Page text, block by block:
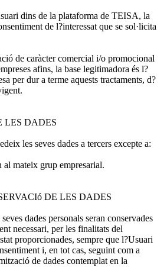
dins de la plataforma de TEISA, la
de l?interessat que se sol·licita
de caràcter comercial i/o promocional
afins, la base legitimadora és l?
per dur a terme aquests tractaments, d?
LES DADES
les seves dades a tercers excepte a:
al mateix grup empresarial.
DE LES DADES
dades personals seran conservades
necessari, per les finalitats del
proporcionades, sempre que l?Usuari
i, en tot cas, seguint com a
de dades contemplat en la